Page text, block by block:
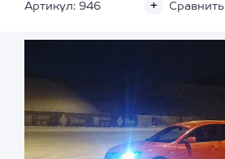
Артикул: 946 Сравнить